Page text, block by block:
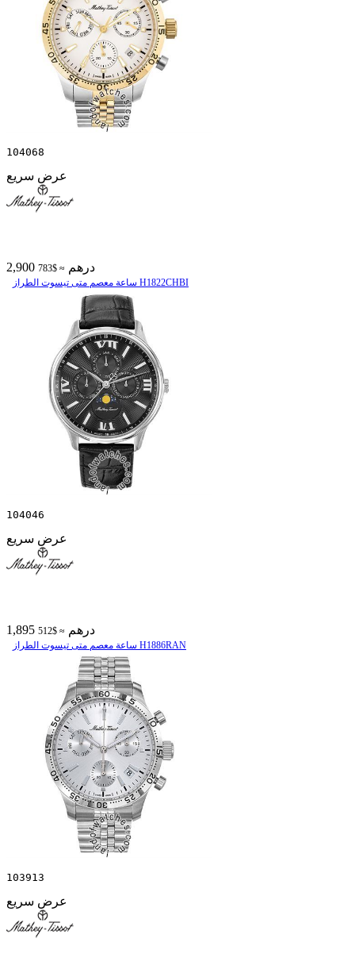
104068
عرض سريع
2,900 درهم ≈ $783
ساعة معصم متی تیسوت الطراز H1822CHBI
104046
عرض سريع
1,895 درهم ≈ $512
ساعة معصم متی تیسوت الطراز H1886RAN
103913
عرض سريع